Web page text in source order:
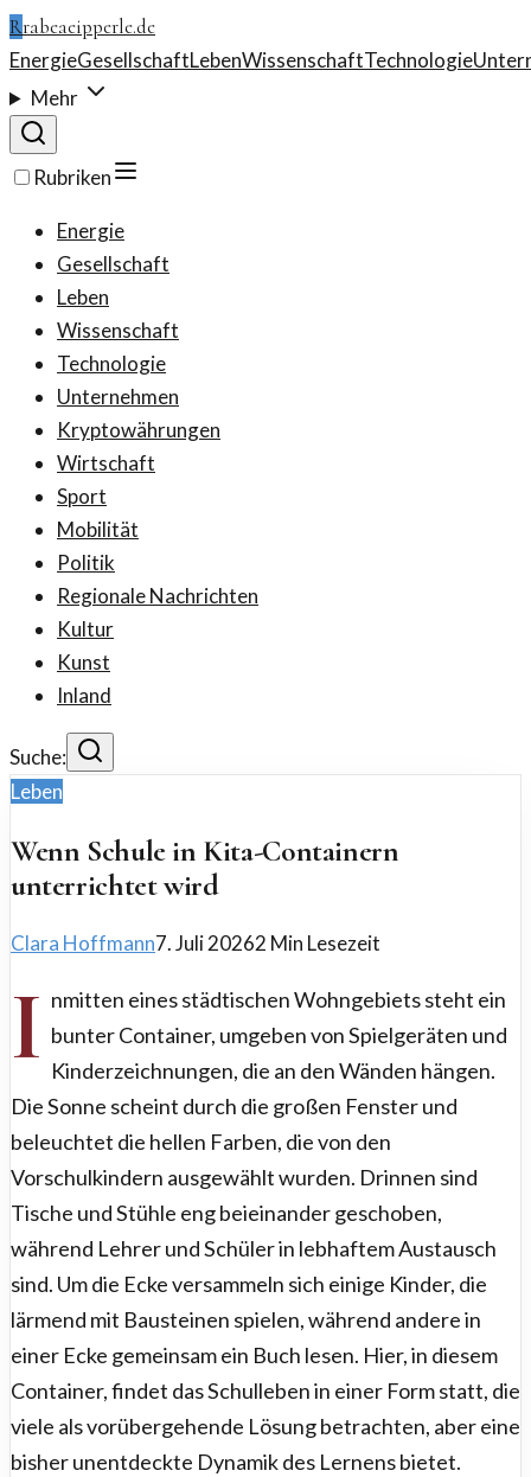
Rrabeaeipperle.de
EnergieGesellschaftLebenWissenschaftTechnologie
Mehr
Rubriken
Energie
Gesellschaft
Leben
Wissenschaft
Technologie
Unternehmen
Kryptowährungen
Wirtschaft
Sport
Mobilität
Politik
Regionale Nachrichten
Kultur
Kunst
Inland
Suche:
Leben
Wenn Schule in Kita-Containern
unterrichtet wird
Clara Hoffmann7. Juli 20262 Min Lesezeit
I nmitten eines städtischen Wohngebiets steht ein
bunter Container, umgeben von Spielgeräten und
Kinderzeichnungen, die an den Wänden hängen.
Die Sonne scheint durch die großen Fenster und
beleuchtet die hellen Farben, die von den
Vorschulkindern ausgewählt wurden. Drinnen sind
Tische und Stühle eng beieinander geschoben,
während Lehrer und Schüler in lebhaftem Austausch
sind. Um die Ecke versammeln sich einige Kinder, die
lärmend mit Bausteinen spielen, während andere in
einer Ecke gemeinsam ein Buch lesen. Hier, in diesem
Container, findet das Schulleben in einer Form statt, die
viele als vorübergehende Lösung betrachten, aber eine
bisher unentdeckte Dynamik des Lernens bietet.